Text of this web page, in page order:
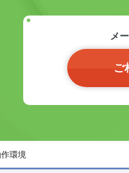
メ
ご
環境